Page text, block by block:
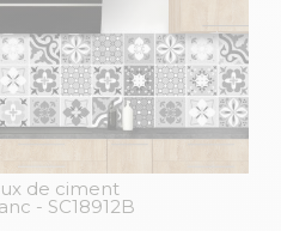
de ciment
- SC18912B